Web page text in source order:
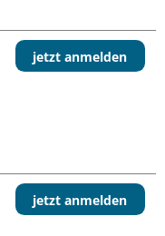
jetzt anmelden
jetzt anmelden